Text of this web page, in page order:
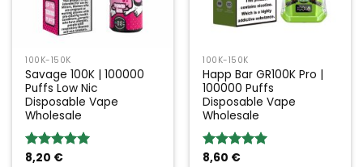
100K-150K
Savage 100K | 100000
Puffs Low Nic
Disposable Vape
Wholesale
Valoración:
8,20 €
100K-150K
Happ Bar GR100K Pro |
100000 Puffs
Disposable Vape
Wholesale
Valoración:
8,60 €